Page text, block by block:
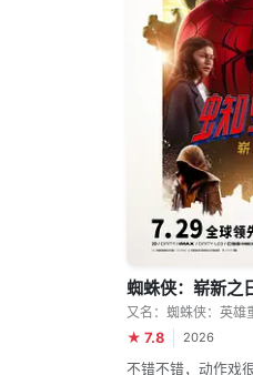
★ 7.8
2026
不错不错，动作戏